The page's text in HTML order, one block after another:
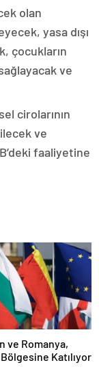
olan
yasa dışı
çocukların
ve
cirolarının
ve
faaliyetine
ve Romanya,
Katılıyor